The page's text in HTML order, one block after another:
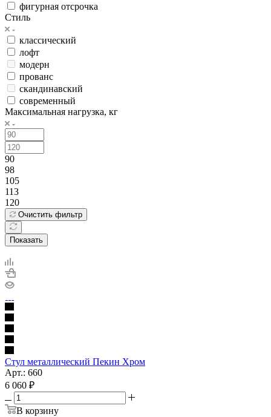
фигурная отсрочка
Стиль
классический
лофт
модерн
прованс
скандинавский
современный
Максимальная нагрузка, кг
90
98
105
113
120
Очистить фильтр
Показать
Стул металлический Пекин Хром
Арт.: 660
6 060 ₽
В корзину